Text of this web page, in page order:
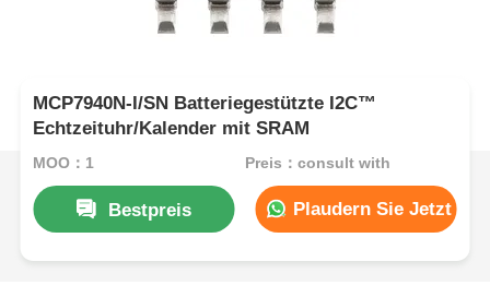
MCP7940N-I/SN Batteriegestützte I2C™
Echtzeituhr/Kalender mit SRAM
MOQ：1 Preis：consult with
Bestpreis Plaudern Sie Jetzt